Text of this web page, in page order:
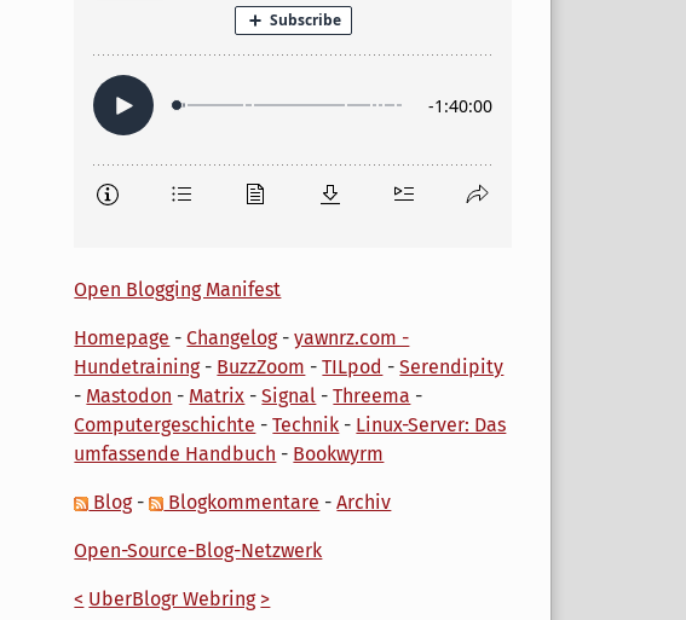
Open Blogging Manifest
Homepage -Changelog-yawnrz.com -
Hundetraining- BuzzZoom -TILpod -Serendipity
- Mastodon - Matrix -Signal -Threema -
Computergeschichte -Technik - Linux-Server: Das
umfassende Handbuch - Bookwyrm
Blog- Blogkommentare -Archiv
Open-Source-Blog-Netzwerk
< UberBlogr Webring >